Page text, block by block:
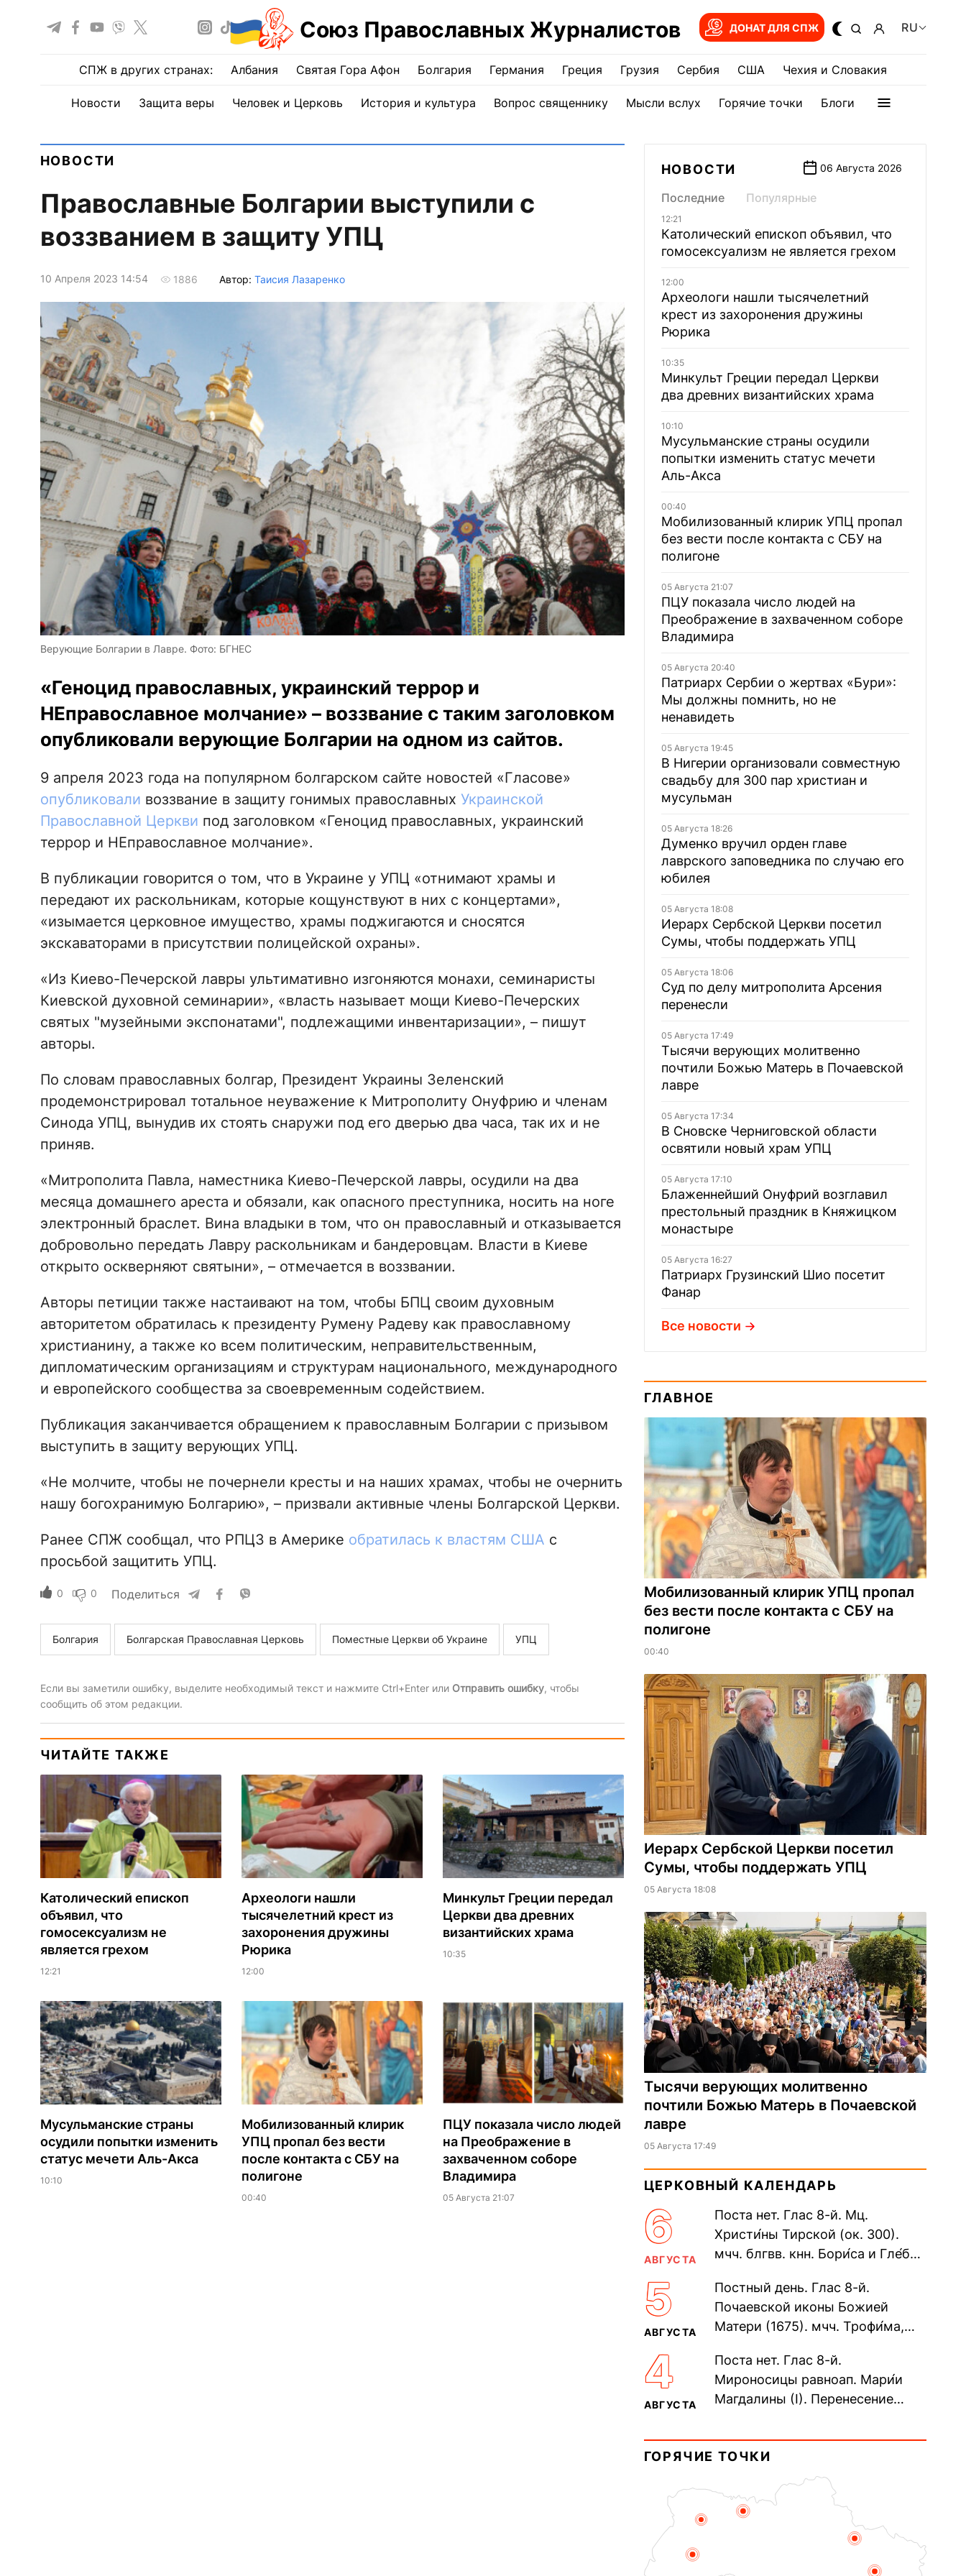
Союз Православных Журналистов ДОНАТ ДЛЯ СПЖ RU
СПЖ в других странах: Албания Святая Гора Афон Болгария Германия Греция Грузия Сербия США Чехия и Словакия
Новости Защита веры Человек и Церковь История и культура Вопрос священнику Мысли вслух Горячие точки Блоги
НОВОСТИ
Православные Болгарии выступили с
воззванием в защиту УПЦ
10 Апреля 2023 14:54 1886 Автор: Таисия Лазаренко
Верующие Болгарии в Лавре. Фото: БГНЕС
«Геноцид православных, украинский террор и
НЕправославное молчание» – воззвание с таким заголовком
опубликовали верующие Болгарии на одном из сайтов.
9 апреля 2023 года на популярном болгарском сайте новостей «Гласове»
опубликовали воззвание в защиту гонимых православных Украинской
Православной Церкви под заголовком «Геноцид православных, украинский
террор и НЕправославное молчание».
В публикации говорится о том, что в Украине у УПЦ «отнимают храмы и
передают их раскольникам, которые кощунствуют в них с концертами»,
«изымается церковное имущество, храмы поджигаются и сносятся
экскаваторами в присутствии полицейской охраны».
«Из Киево-Печерской лавры ультимативно изгоняются монахи, семинаристы
Киевской духовной семинарии», «власть называет мощи Киево-Печерских
святых "музейными экспонатами", подлежащими инвентаризации», – пишут
авторы.
По словам православных болгар, Президент Украины Зеленский
продемонстрировал тотальное неуважение к Митрополиту Онуфрию и членам
Синода УПЦ, вынудив их стоять снаружи под его дверью два часа, так их и не
приняв.
«Митрополита Павла, наместника Киево-Печерской лавры, осудили на два
месяца домашнего ареста и обязали, как опасного преступника, носить на ноге
электронный браслет. Вина владыки в том, что он православный и отказывается
добровольно передать Лавру раскольникам и бандеровцам. Власти в Киеве
открыто оскверняют святыни», – отмечается в воззвании.
Авторы петиции также настаивают на том, чтобы БПЦ своим духовным
авторитетом обратилась к президенту Румену Радеву как православному
христианину, а также ко всем политическим, неправительственным,
дипломатическим организациям и структурам национального, международного
и европейского сообщества за своевременным содействием.
Публикация заканчивается обращением к православным Болгарии с призывом
выступить в защиту верующих УПЦ.
«Не молчите, чтобы не почернели кресты и на наших храмах, чтобы не очернить
нашу богохранимую Болгарию», – призвали активные члены Болгарской Церкви.
Ранее СПЖ сообщал, что РПЦЗ в Америке обратилась к властям США с
просьбой защитить УПЦ.
0 0 Поделиться
Болгария Болгарская Православная Церковь Поместные Церкви об Украине УПЦ
Если вы заметили ошибку, выделите необходимый текст и нажмите Ctrl+Enter или Отправить ошибку, чтобы
сообщить об этом редакции.
ЧИТАЙТЕ ТАКЖЕ
Католический епископ
объявил, что
гомосексуализм не
является грехом
12:21
Археологи нашли
тысячелетний крест из
захоронения дружины
Рюрика
12:00
Минкульт Греции передал
Церкви два древних
византийских храма
10:35
Мусульманские страны
осудили попытки изменить
статус мечети Аль-Акса
10:10
Мобилизованный клирик
УПЦ пропал без вести
после контакта с СБУ на
полигоне
00:40
ПЦУ показала число людей
на Преображение в
захваченном соборе
Владимира
05 Августа 21:07
НОВОСТИ 06 Августа 2026
Последние Популярные
12:21
Католический епископ объявил, что
гомосексуализм не является грехом
12:00
Археологи нашли тысячелетний
крест из захоронения дружины
Рюрика
10:35
Минкульт Греции передал Церкви
два древних византийских храма
10:10
Мусульманские страны осудили
попытки изменить статус мечети
Аль-Акса
00:40
Мобилизованный клирик УПЦ пропал
без вести после контакта с СБУ на
полигоне
05 Августа 21:07
ПЦУ показала число людей на
Преображение в захваченном соборе
Владимира
05 Августа 20:40
Патриарх Сербии о жертвах «Бури»:
Мы должны помнить, но не
ненавидеть
05 Августа 19:45
В Нигерии организовали совместную
свадьбу для 300 пар христиан и
мусульман
05 Августа 18:26
Думенко вручил орден главе
лаврского заповедника по случаю его
юбилея
05 Августа 18:08
Иерарх Сербской Церкви посетил
Сумы, чтобы поддержать УПЦ
05 Августа 18:06
Суд по делу митрополита Арсения
перенесли
05 Августа 17:49
Тысячи верующих молитвенно
почтили Божью Матерь в Почаевской
лавре
05 Августа 17:34
В Сновске Черниговской области
освятили новый храм УПЦ
05 Августа 17:10
Блаженнейший Онуфрий возглавил
престольный праздник в Княжицком
монастыре
05 Августа 16:27
Патриарх Грузинский Шио посетит
Фанар
Все новости
ГЛАВНОЕ
Мобилизованный клирик УПЦ пропал
без вести после контакта с СБУ на
полигоне
00:40
Иерарх Сербской Церкви посетил
Сумы, чтобы поддержать УПЦ
05 Августа 18:08
Тысячи верующих молитвенно
почтили Божью Матерь в Почаевской
лавре
05 Августа 17:49
ЦЕРКОВНЫЙ КАЛЕНДАРЬ
6
АВГУСТА
Поста нет. Глас 8-й. Мц.
Христи́ны Тирской (ок. 300).
мчч. блгвв. кнн. Бори́са и Гле́ба,
Дави́да (1015). Прп....
5
АВГУСТА
Постный день. Глас 8-й.
Почаевской иконы Божией
Матери (1675). мчч. Трофи́ма,
мучеников (284–305). прав.
воина Фео́дора...
4
АВГУСТА
Поста нет. Глас 8-й.
Мироносицы равноап. Мари́и
Магдалины (I). Перенесение
Синопского (403–404). Прп.
Корни́лия...
ГОРЯЧИЕ ТОЧКИ